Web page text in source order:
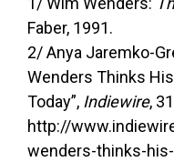
Faber, 1991.
2/ Anya Jaremko-
Wenders Thinks
Today”, Indiewire,
http://
wenders-thinks-